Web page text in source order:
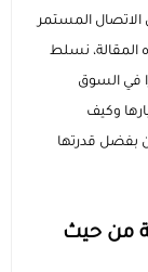
الاتصال المستمر
نسلط
في السوق
وكيف
قدرتها
من حيث